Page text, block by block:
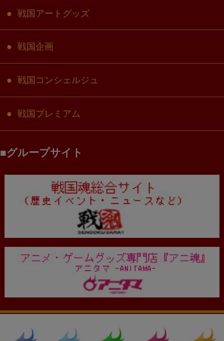
戦国アートグッズ
戦国企画
戦国コンシェルジュ
戦国プレミアム
グループサイト